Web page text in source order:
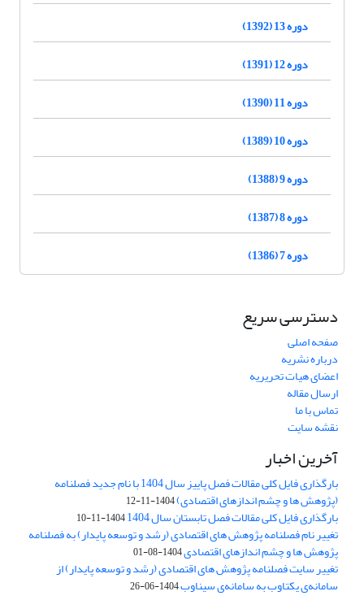
دوره 13 (1392)
دوره 12 (1391)
دوره 11 (1390)
دوره 10 (1389)
دوره 9 (1388)
دوره 8 (1387)
دوره 7 (1386)
دسترسی سریع
صفحه اصلی
درباره نشریه
اعضای هیات تحریریه
ارسال مقاله
تماس با ما
نقشه سایت
آخرین اخبار
بارگذاری فایل کلی مقالات فصل پاییز سال 1404 با نام جدید فصلنامه
(پژوهش ها و چشم اندازهای اقتصادی)1404-11-12
بارگذاری فایل کلی مقالات فصل تابستان سال 1404 1404-11-10
تغییر نام فصلنامه پژوهش های اقتصادی (رشد و توسعه پایدار) به فصلنامه
پژوهش ها و چشم اندازهای اقتصادی1404-08-01
تغییر سایت فصلنامه پژوهش های اقتصادی (رشد و توسعه پایدار) از
سامانه‌ی یکتاوب به سامانه‌ی سیناوب1404-06-26